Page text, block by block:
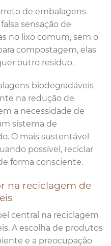
de embalagens
sensação de
no lixo comum, sem o
compostagem, elas
outro resíduo.
biodegradáveis
na redução de
a necessidade de
sistema de
O mais sustentável
possível, reciclar
forma consciente.
na reciclagem de
central na reciclagem
A escolha de produtos
e a preocupação